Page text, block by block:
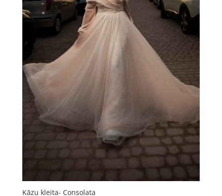
Kāzu kleita- Consolata